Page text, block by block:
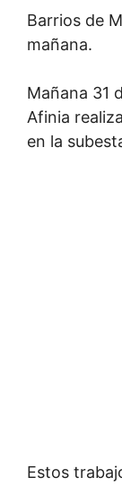
Barrios de
mañana.
Mañana 31
Afinia
en la
Estos